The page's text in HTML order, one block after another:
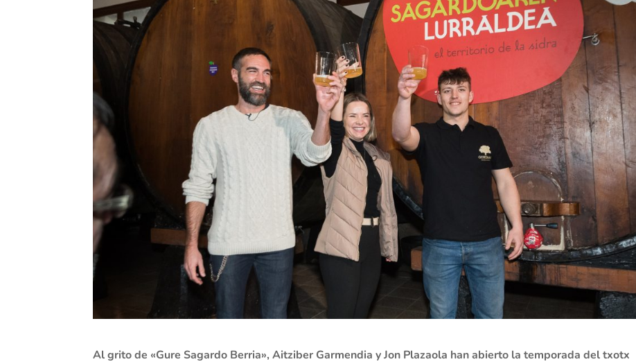
Al grito de «Gure Sagardo Berria», Aitziber Garmendia y Jon Plazaola han abierto la temporada del txotx